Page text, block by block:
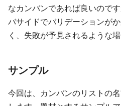
なカンバンであれば良いので
バサイドでバリデーションが
く、失敗が予見されるような
サンプル
今回は、カンバンのリストの